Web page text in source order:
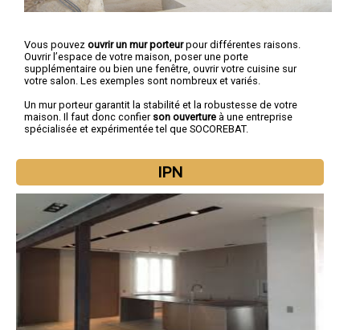
Vous pouvez ouvrir un mur porteurpour différentes raisons.
Ouvrir l’espace de votre maison, poser une porte
supplémentaire ou bien une fenêtre, ouvrir votre cuisine sur
votre salon. Les exemples sont nombreux et variés.
Un mur porteur garantit la stabilité et la robustesse de votre
maison. Il faut donc confier son ouverture à une entreprise
spécialisée et expérimentée tel que SOCOREBAT.
IPN